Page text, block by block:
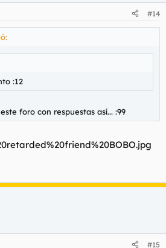
#14
:12
foro con respuestas así... :99
#15